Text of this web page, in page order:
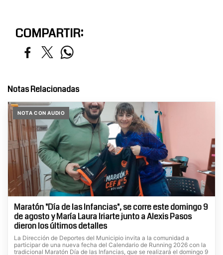
COMPARTIR:
Notas Relacionadas
NOTA CON AUDIO
Maratón "Día de las Infancias", se corre este domingo 9
de agosto y María Laura Iriarte junto a Alexis Pasos
dieron los últimos detalles
La Dirección de Deportes del Municipio invita a la comunidad a
participar de una nueva fecha del Calendario de Running 2026 con la
tradicional Maratón Día de las Infancias, que se realizará el domingo 9